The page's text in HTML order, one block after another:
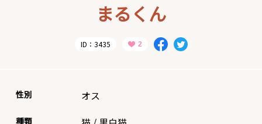
まるくん
ID：3435
性別 オス
種類